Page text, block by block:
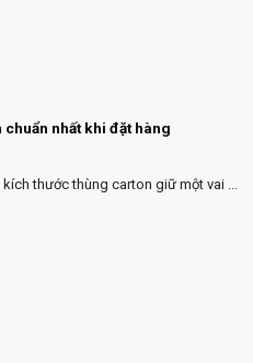
nhất khi đặt hàng
thước thùng carton giữ một vai ...